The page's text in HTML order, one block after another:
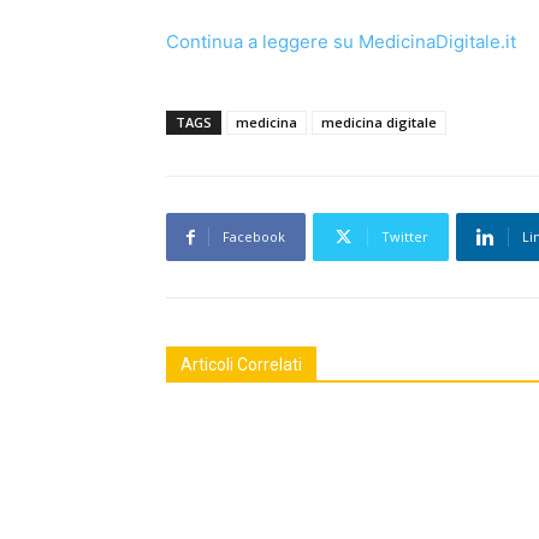
Continua a leggere su MedicinaDigitale.it
TAGS medicina medicina digitale
Facebook Twitter
Articoli Correlati